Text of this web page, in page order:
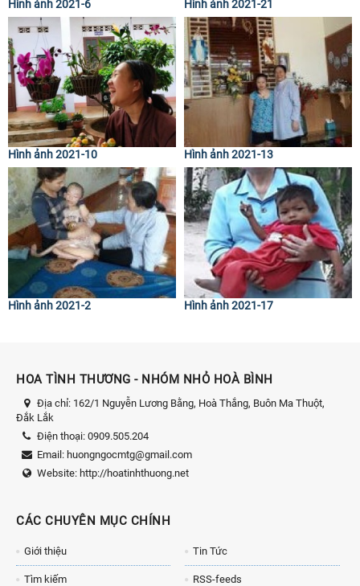
Hình ảnh 2021-6 Hình ảnh 2021-21
Hình ảnh 2021-10 Hình ảnh 2021-13
Hình ảnh 2021-2 Hình ảnh 2021-17
HOA TÌNH THƯƠNG - NHÓM NHỎ HOÀ BÌNH
Địa chỉ: 162/1 Nguyễn Lương Bằng, Hoà Thắng, Buôn Ma Thuột,
Đắk Lắk
Điện thoại: 0909.505.204
Email: huongngocmtg@gmail.com
Website: http://hoatinhthuong.net
CÁC CHUYÊN MỤC CHÍNH
Giới thiệu Tin Tức
Tìm kiếm RSS-feeds